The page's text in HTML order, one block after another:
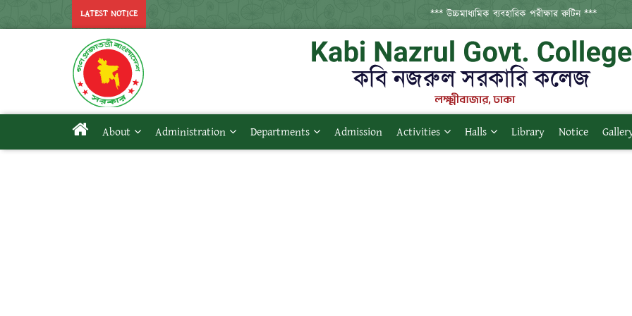
LATEST NOTICE *** উচ্চমাধ্যমিক ব্যবহারিক পরীক্ষার রুটিন ***
About Administration Departments Admission Activities Halls Library Notice